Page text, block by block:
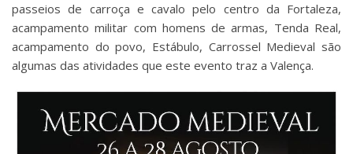
passeios de carroça e cavalo pelo centro da Fortaleza,
acampamento militar com homens de armas, Tenda Real,
acampamento do povo, Estábulo, Carrossel Medieval são
algumas das atividades que este evento traz a Valença.